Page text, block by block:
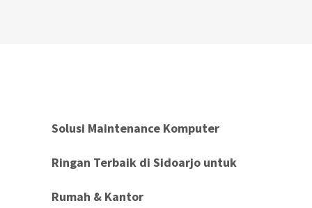
Solusi Maintenance Komputer
Ringan Terbaik di Sidoarjo untuk
Rumah & Kantor